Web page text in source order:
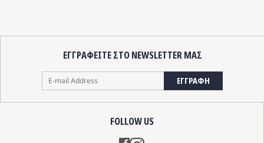
FOLLOW US
Instagram
ΕΓΓΡΑΦΕΙΤΕ ΣΤΟ NEWSLETTER ΜΑΣ
ΕΓΓΡΑΦΗ